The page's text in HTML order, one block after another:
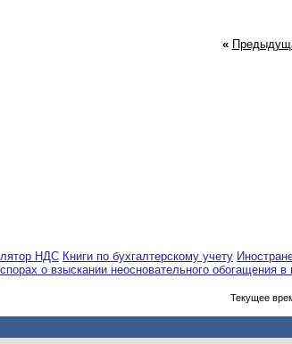
«
НДС Книги по бухгалтерскому учету
о взыскании неосновательного обогащения в
Текущее